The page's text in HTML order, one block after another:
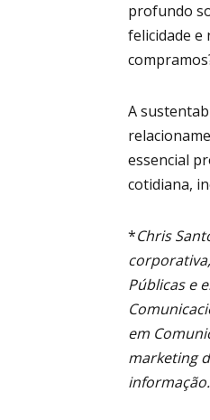
profundo
felicidade e
A
essencial
cotidiana,
*Chris
Públicas e
em
marketing
informação.